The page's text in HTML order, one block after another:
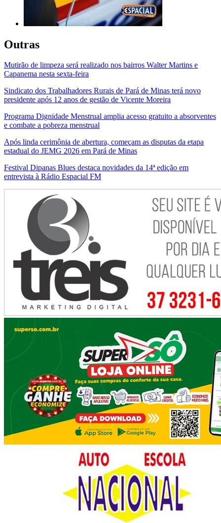
Outras
Mutirão de limpeza será realizado nos bairros Walter Martins e
Capanema nesta sexta-feira
Sindicato dos Trabalhadores Rurais de Pará de Minas terá novo
presidente após 12 anos de gestão de Vicente Moreira
Programa Dignidade Menstrual amplia acesso gratuito a absorventes
e combate a pobreza menstrual
Após linda cerimônia de abertura, começam as disputas da etapa
estadual do JEMG 2026 em Pará de Minas
Festival Dipanas Blues destaca novidades da 14ª edição em
entrevista à Rádio Espacial FM